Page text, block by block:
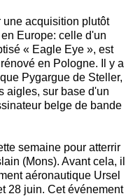
une acquisition plutôt
Europe: celle d'un
« Eagle Eye », est
en Pologne. Il y a
Pygargue de Steller,
aigles, sur base d'un
belge de bande
semaine pour atterrir
(Mons). Avant cela, il
aéronautique Ursel
28 juin. Cet événement